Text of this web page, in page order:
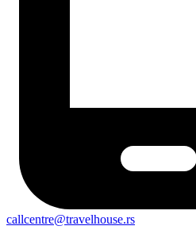
callcentre@travelhouse.rs